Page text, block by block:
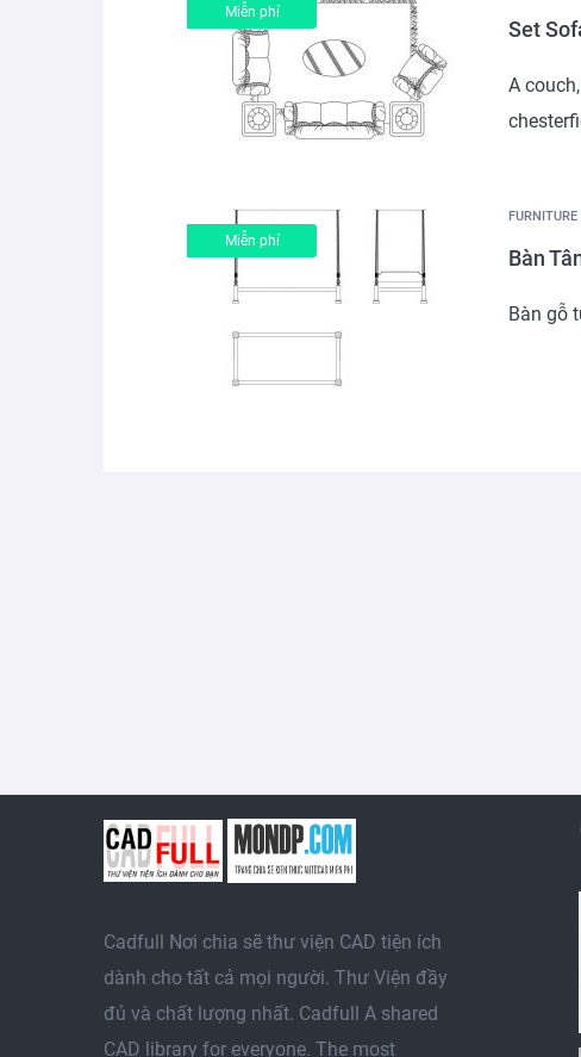
Miễn phí
Set
A
Miễn phí
FURNITURE
Bàn
Bàn gỗ
Cadfull Nơi chia sẽ thư viện CAD tiện ích
dành cho tất cả mọi người. Thư Viện đầy
đủ và chất lượng nhất. Cadfull A shared
CAD library for everyone. The most